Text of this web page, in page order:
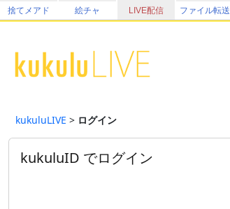
捨てメアド 絵チャ LIVE配信 ファイル転送
kukuluLIVE > ログイン
kukuluID でログイン